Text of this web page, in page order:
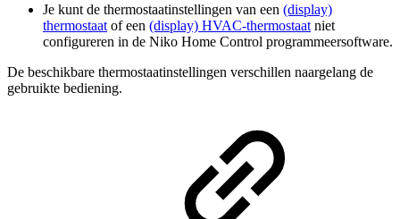
Je kunt de thermostaatinstellingen van een (display)
thermostaat of een (display) HVAC-thermostaat niet
configureren in de Niko Home Control programmeersoftware.
De beschikbare thermostaatinstellingen verschillen naargelang de
gebruikte bediening.